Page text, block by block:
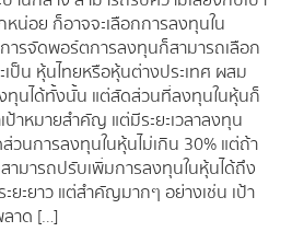
น่อย ก็อาจจะเลือกการลงทุนใน
รจัดพอร์ตการลงทุนก็สามารถเลือก
ป็น หุ้นไทยหรือหุ้นต่างประเทศ ผสม
ทุนได้ทั้งนั้น แต่สัดส่วนที่ลงทุนในหุ้นก็
ป้าหมายสำคัญ แต่มีระยะเวลาลงทุน
วนการลงทุนในหุ้นไม่เกิน 30% แต่ถ้า
ามารถปรับเพิ่มการลงทุนในหุ้นได้ถึง
ยะยาว แต่สำคัญมากๆ อย่างเช่น เป้า
าด […]